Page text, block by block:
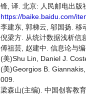
锋, 译. 北京: 人民邮电出版
https://baike.baidu.com/
李建东, 郭梯云, 邬国扬. 移
倪梁方. 从统计数据浅析信
傅祖芸, 赵建中. 信息论与
(美)Shu Lin, Daniel J.
(美)Georgios B.
009.
梁森山(主编). 中国创客教